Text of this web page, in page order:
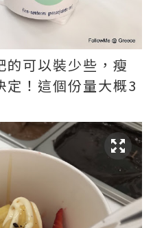
的可以裝少些，瘦
定！這個份量大概3